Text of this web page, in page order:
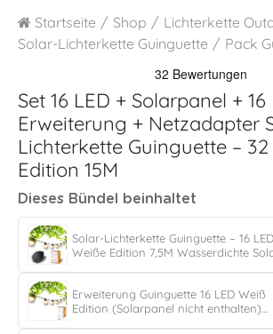
Startseite Shop
Lichterkette
Solar-Lichterkette Guinguette
Pack
Set 16 LED + Solarpanel + 16
Erweiterung + Netzadapter
Lichterkette Guinguette –
Edition 15M
Dieses Bündel beinhaltet
Solar-Lichterkette Guinguette – 16 LED
Weiße Edition 7,5M Wasserdichte
Erweiterung Guinguette 16 LED Weiß
Edition (Solarpanel nicht enthalten)